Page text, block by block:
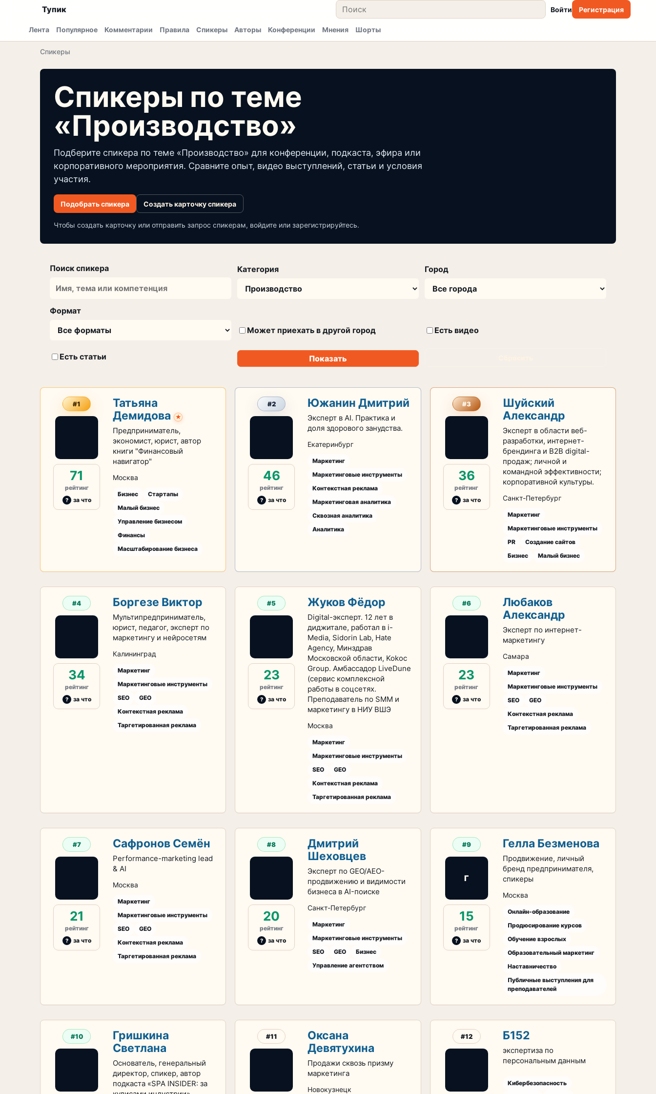
Тупик
Лента Популярное Комментарии Правила Спикеры Авторы Конференции Мнения Шорты
Войти Регистрация
Спикеры
Спикеры по теме
«Производство»
Подберите спикера по теме «Производство» для конференции, подкаста, эфира или
корпоративного мероприятия. Сравните опыт, видео выступлений, статьи и условия
участия.
Подобрать спикера Создать карточку спикера
Чтобы создать карточку или отправить запрос спикерам, войдите или зарегистрируйтесь.
Поиск спикера Категория Город
Формат
Может приехать в другой город
Есть видео
Есть статьи Показать
#1
71
рейтинг
за что
Татьяна
Демидова
★
Предприниматель,
экономист, юрист, автор
книги "Финансовый
навигатор"
Москва
Бизнес
Стартапы
Малый бизнес
Управление бизнесом
Финансы
Масштабирование бизнеса
#2
46
рейтинг
за что
Южанин Дмитрий
Эксперт в AI. Практика и
доля здорового занудства.
Екатеринбург
Маркетинг
Маркетинговые инструменты
Контекстная реклама
Маркетинговая аналитика
Сквозная аналитика
Аналитика
#3
36
рейтинг
за что
Шуйский
Александр
Эксперт в области веб-
разработки, интернет-
брендинга и B2B digital-
продаж; личной и
командной эффективности;
корпоративной культуры.
Санкт-Петербург
Маркетинг
Маркетинговые инструменты
PR
Создание сайтов
Бизнес
Малый бизнес
#4
34
рейтинг
за что
Боргезе Виктор
Мультипредприниматель,
юрист, педагог, эксперт по
маркетингу и нейросетям
Калининград
Маркетинг
Маркетинговые инструменты
SEO
GEO
Контекстная реклама
Таргетированная реклама
#5
23
рейтинг
за что
Жуков Фёдор
Digital-эксперт. 12 лет в
диджитале, работал в i-
Media, Sidorin Lab, Hate
Agency, Минздрав
Московской области, Kokoc
Group. Амбассадор LiveDune
(сервис комплексной
работы в соцсетях.
Преподаватель по SMM и
маркетингу в НИУ ВШЭ
Москва
Маркетинг
Маркетинговые инструменты
SEO
GEO
Контекстная реклама
Таргетированная реклама
#6
23
рейтинг
за что
Любаков
Александр
Эксперт по интернет-
маркетингу
Самара
Маркетинг
Маркетинговые инструменты
SEO
GEO
Контекстная реклама
Таргетированная реклама
#7
21
рейтинг
за что
Сафронов Семён
Performance-marketing lead
& AI
Москва
Маркетинг
Маркетинговые инструменты
SEO
GEO
Контекстная реклама
Таргетированная реклама
#8
20
рейтинг
за что
Дмитрий
Шеховцев
Эксперт по GEO/AEO-
продвижению и видимости
бизнеса в AI-поиске
Санкт-Петербург
Маркетинг
Маркетинговые инструменты
SEO
GEO
Бизнес
Управление агентством
#9
Г
15
рейтинг
за что
Гелла Безменова
Продвижение, личный
бренд предпринимателя,
спикеры
Москва
Онлайн-образование
Продюсирование курсов
Обучение взрослых
Образовательный маркетинг
Наставничество
Публичные выступления для
преподавателей
#10
Гришкина
Светлана
Основатель, генеральный
директор, спикер, автор
подкаста «SPA INSIDER: за
#11
Оксана
Девятухина
Продажи сквозь призму
маркетинга
Новокузнецк
#12 Б152
экспертиза по
персональным данным
Кибербезопасность